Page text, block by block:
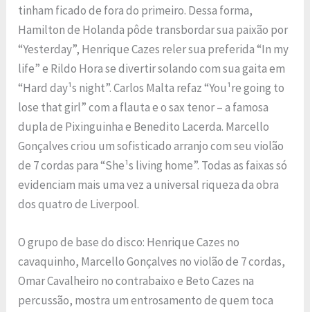
tinham ficado de fora do primeiro. Dessa forma,
Hamilton de Holanda pôde transbordar sua paixão por
“Yesterday”, Henrique Cazes reler sua preferida “In my
life” e Rildo Hora se divertir solando com sua gaita em
“Hard day¹s night”. Carlos Malta refaz “You¹re going to
lose that girl” com a flauta e o sax tenor – a famosa
dupla de Pixinguinha e Benedito Lacerda. Marcello
Gonçalves criou um sofisticado arranjo com seu violão
de 7 cordas para “She¹s living home”. Todas as faixas só
evidenciam mais uma vez a universal riqueza da obra
dos quatro de Liverpool.
O grupo de base do disco: Henrique Cazes no
cavaquinho, Marcello Gonçalves no violão de 7 cordas,
Omar Cavalheiro no contrabaixo e Beto Cazes na
percussão, mostra um entrosamento de quem toca